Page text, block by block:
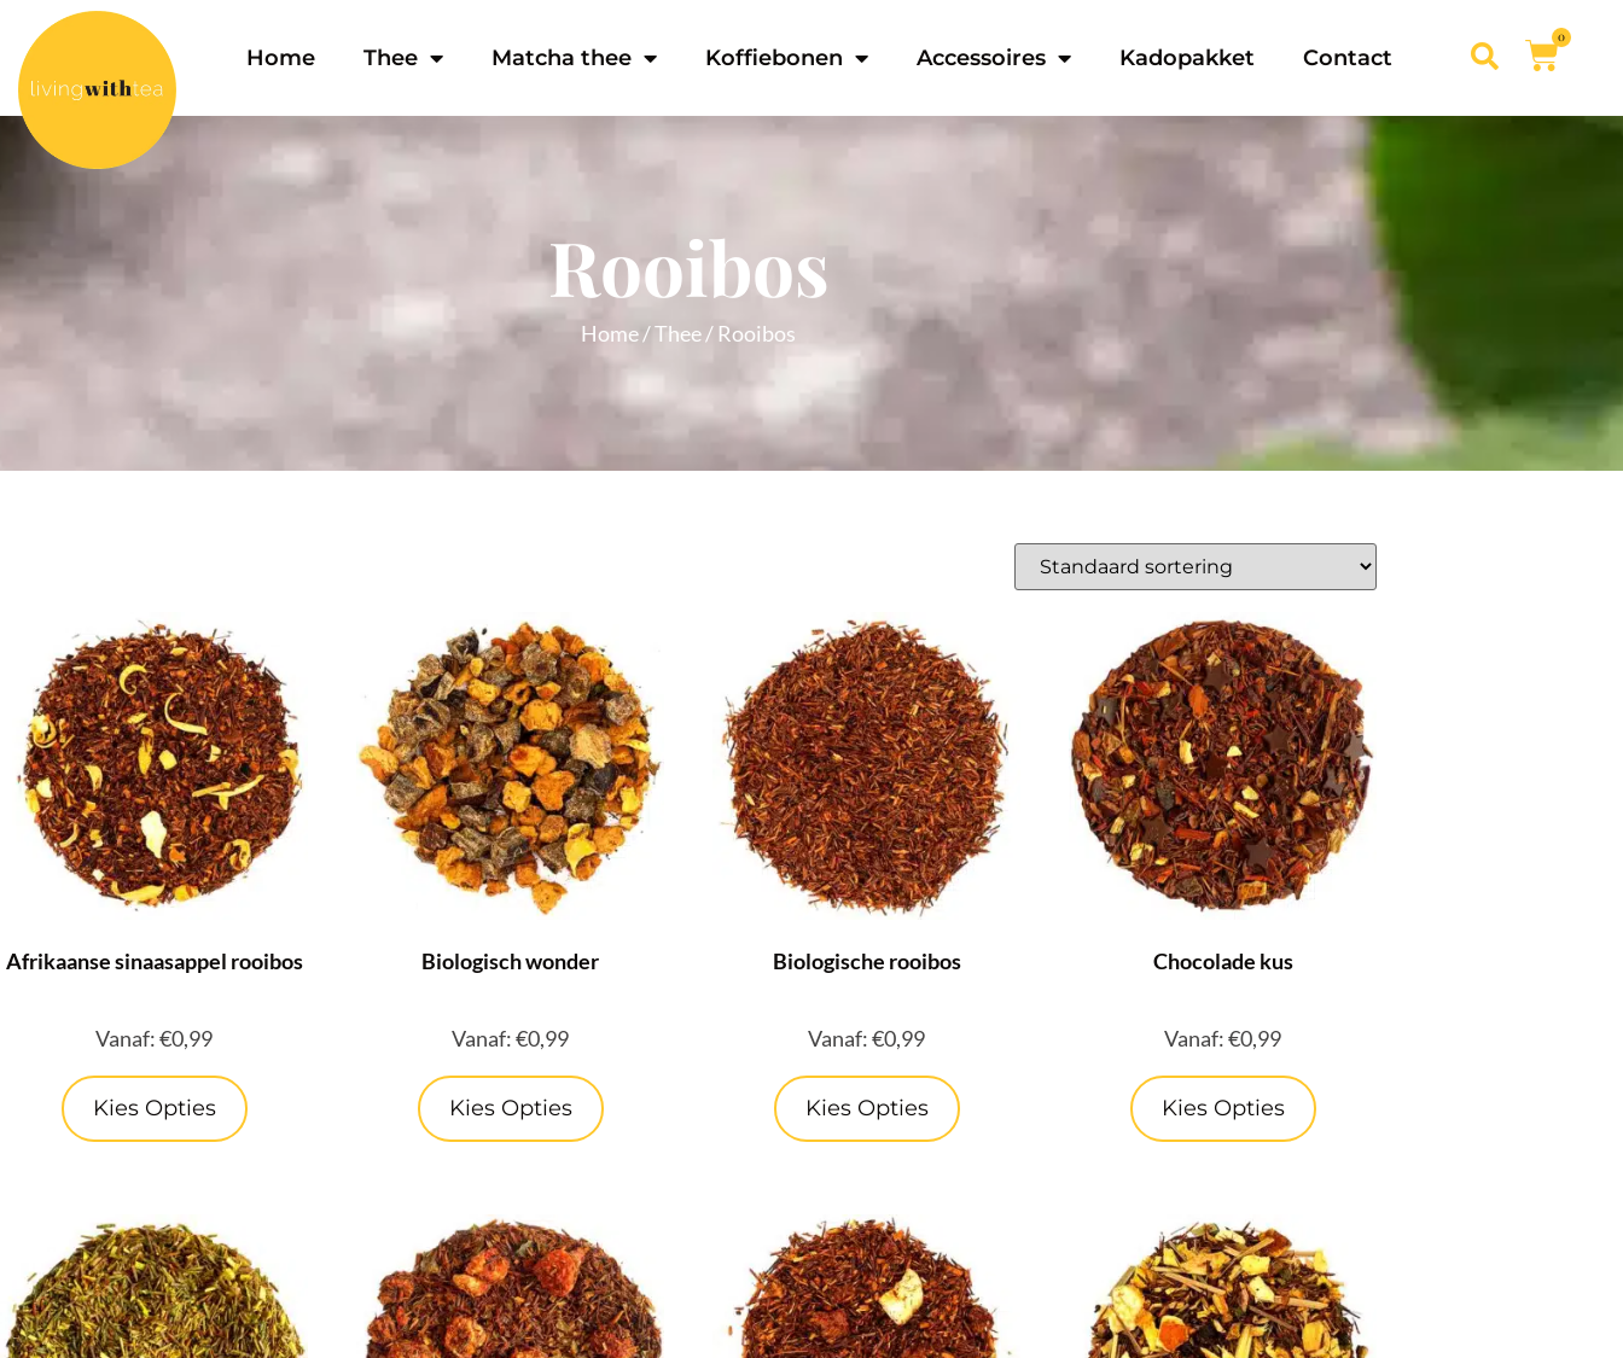
Home Thee Matcha thee Koffiebonen Accessoires Kadopakket Contact
0
Rooibos
Home/Thee/ Rooibos
Afrikaanse sinaasappel rooibos
Vanaf:€0,99
Kies Opties
Biologisch wonder
Vanaf:€0,99
Kies Opties
Biologische rooibos
Vanaf:€0,99
Kies Opties
Chocolade kus
Vanaf:€0,99
Kies Opties